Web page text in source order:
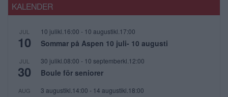
KALENDER
JUL
10
10 julikl.16:00 - 10 augustikl.17:00
Sommar på Aspen 10 juli- 10 augusti
JUL
30
30 julikl.08:00 - 10 septemberkl.12:00
Boule för seniorer
AUG 3 augustikl.14:00 - 14 augustikl.18:00